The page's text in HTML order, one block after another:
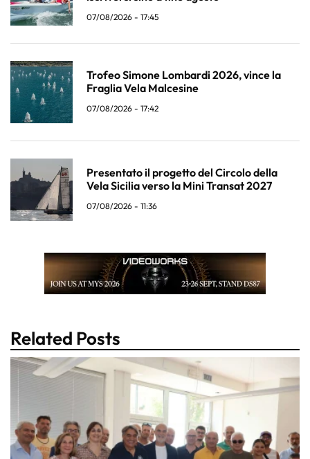
07/08/2026 - 17:45
Trofeo Simone Lombardi 2026, vince la
Fraglia Vela Malcesine
07/08/2026 - 17:42
Presentato il progetto del Circolo della
Vela Sicilia verso la Mini Transat 2027
07/08/2026 - 11:36
Related Posts